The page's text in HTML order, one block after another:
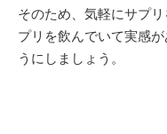
そのため、気軽にサプ
プリを飲んでいて実感
うにしましょう。